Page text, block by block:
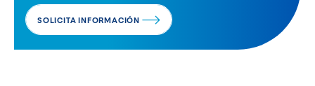
SOLICITA INFORMACIÓN